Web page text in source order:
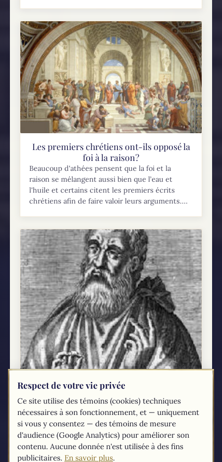
Les premiers chrétiens ont-ils opposé la
foi à la raison?
Beaucoup d'athées pensent que la foi et la
raison se mélangent aussi bien que l’eau et
l'huile et certains citent les premiers écrits
chrétiens afin de faire valoir leurs arguments....
Les lettres des Pères de l'Église : Le Culte
de Justin le martyre
Respect de votre vie privée
Ce site utilise des témoins (cookies) techniques
nécessaires à son fonctionnement, et — uniquement
si vous y consentez — des témoins de mesure
d'audience (Google Analytics) pour améliorer son
contenu. Aucune donnée n'est utilisée à des fins
publicitaires. En savoir plus.